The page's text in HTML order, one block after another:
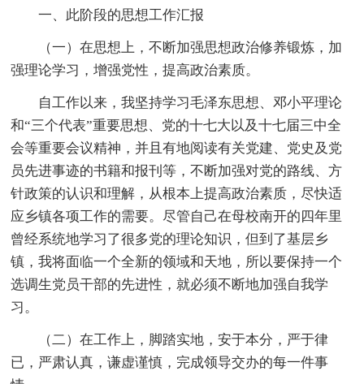
一、此阶段的思想工作汇报
（一）在思想上，不断加强思想政治修养锻炼，加
强理论学习，增强党性，提高政治素质。
自工作以来，我坚持学习毛泽东思想、邓小平理论
和“三个代表”重要思想、党的十七大以及十七届三中全
会等重要会议精神，并且有地阅读有关党建、党史及党
员先进事迹的书籍和报刊等，不断加强对党的路线、方
针政策的认识和理解，从根本上提高政治素质，尽快适
应乡镇各项工作的需要。尽管自己在母校南开的四年里
曾经系统地学习了很多党的理论知识，但到了基层乡
镇，我将面临一个全新的领域和天地，所以要保持一个
选调生党员干部的先进性，就必须不断地加强自我学
习。
（二）在工作上，脚踏实地，安于本分，严于律
已，严肃认真，谦虚谨慎，完成领导交办的每一件事